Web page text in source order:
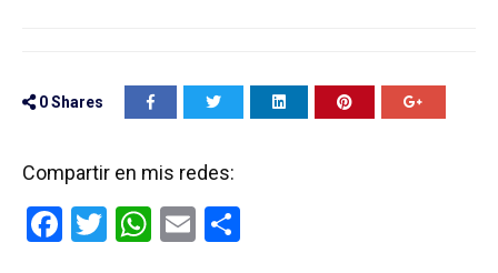
0Shares
Compartir en mis redes:
F
T
W E